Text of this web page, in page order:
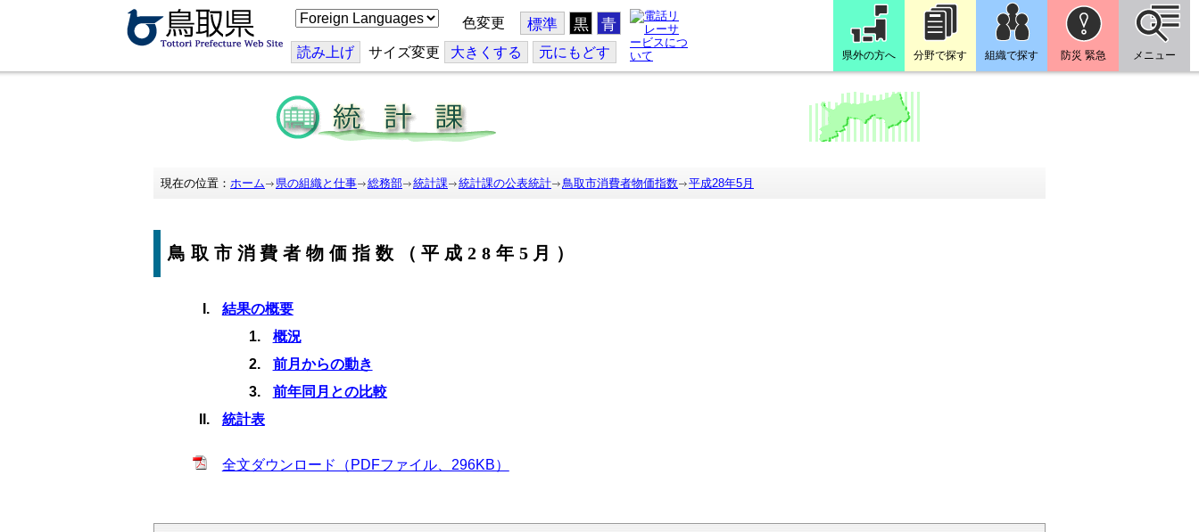
こ
の
ジ
を
訳
す
る
色変更 標準 黒 青
読み上げ サイズ変更 大きくする 元にもどす 県外の方へ 分野で探す 組織で探す 防災 緊急 メニュー
現在の位置： ホーム 県の組織と仕事 総務部 統計課 統計課の公表統計 鳥取市消費者物価指数 平成28年5月
鳥取市消費者物価指数（平成28年5月）
結果の概要
概況
前月からの動き
前年同月との比較
統計表
全文ダウンロード（PDFファイル、296KB）